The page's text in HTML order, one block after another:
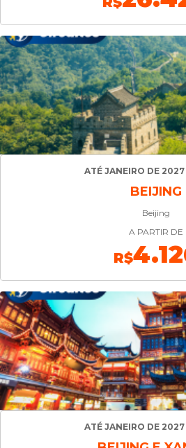
ATÉ JANEIRO DE
BEIJING
Beijing
A PARTIR DE
R$
ATÉ JANEIRO DE